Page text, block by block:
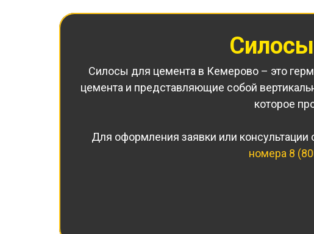
Силосы для цемента в Кемерово – это
цемента и представляющие собой
которое
Для оформления заявки или
номера 8